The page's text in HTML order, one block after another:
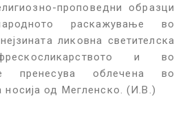
проповедни образци
раскажување во
ликовна светителска
и во
пренесува облечена во
од Мегленско. (И.В.)